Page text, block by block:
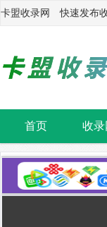
卡盟收录网 快速发布
首页 收